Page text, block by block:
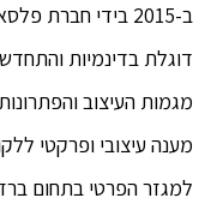
ב-2015 בידי חברת
דוגלת בדינמיות
מגמות העיצוב
מענה עיצובי ופרקטי
למגזר הפרטי בתחום